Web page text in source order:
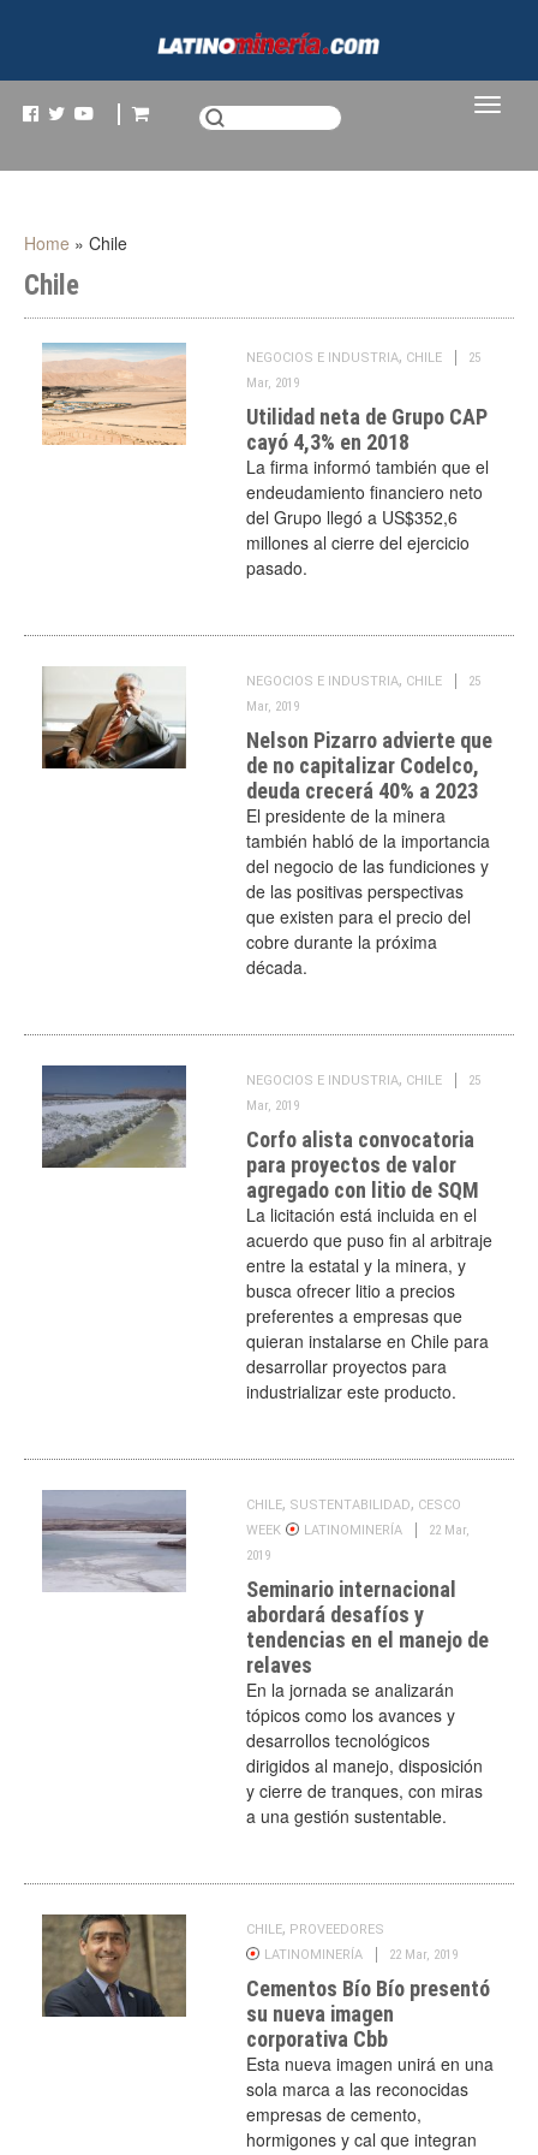
Home »Chile
Chile
NEGOCIOS E INDUSTRIA, CHILE
25
Mar, 2019
Utilidad neta de Grupo CAP
cayó 4,3% en 2018
La firma informó también que el
endeudamiento financiero neto
del Grupo llegó a US$352,6
millones al cierre del ejercicio
pasado.
NEGOCIOS E INDUSTRIA, CHILE
25
Mar, 2019
Nelson Pizarro advierte que
de no capitalizar Codelco,
deuda crecerá 40% a 2023
El presidente de la minera
también habló de la importancia
del negocio de las fundiciones y
de las positivas perspectivas
que existen para el precio del
cobre durante la próxima
década.
NEGOCIOS E INDUSTRIA, CHILE
25
Mar, 2019
Corfo alista convocatoria
para proyectos de valor
agregado con litio de SQM
La licitación está incluida en el
acuerdo que puso fin al arbitraje
entre la estatal y la minera, y
busca ofrecer litio a precios
preferentes a empresas que
quieran instalarse en Chile para
desarrollar proyectos para
industrializar este producto.
CHILE, SUSTENTABILIDAD, CESCO
WEEK
LATINOMINERÍA
22 Mar,
2019
Seminario internacional
abordará desafíos y
tendencias en el manejo de
relaves
En la jornada se analizarán
tópicos como los avances y
desarrollos tecnológicos
dirigidos al manejo, disposición
y cierre de tranques, con miras
a una gestión sustentable.
CHILE, PROVEEDORES
LATINOMINERÍA
22 Mar, 2019
Cementos Bío Bío presentó
su nueva imagen
corporativa Cbb
Esta nueva imagen unirá en una
sola marca a las reconocidas
empresas de cemento,
hormigones y cal que integran